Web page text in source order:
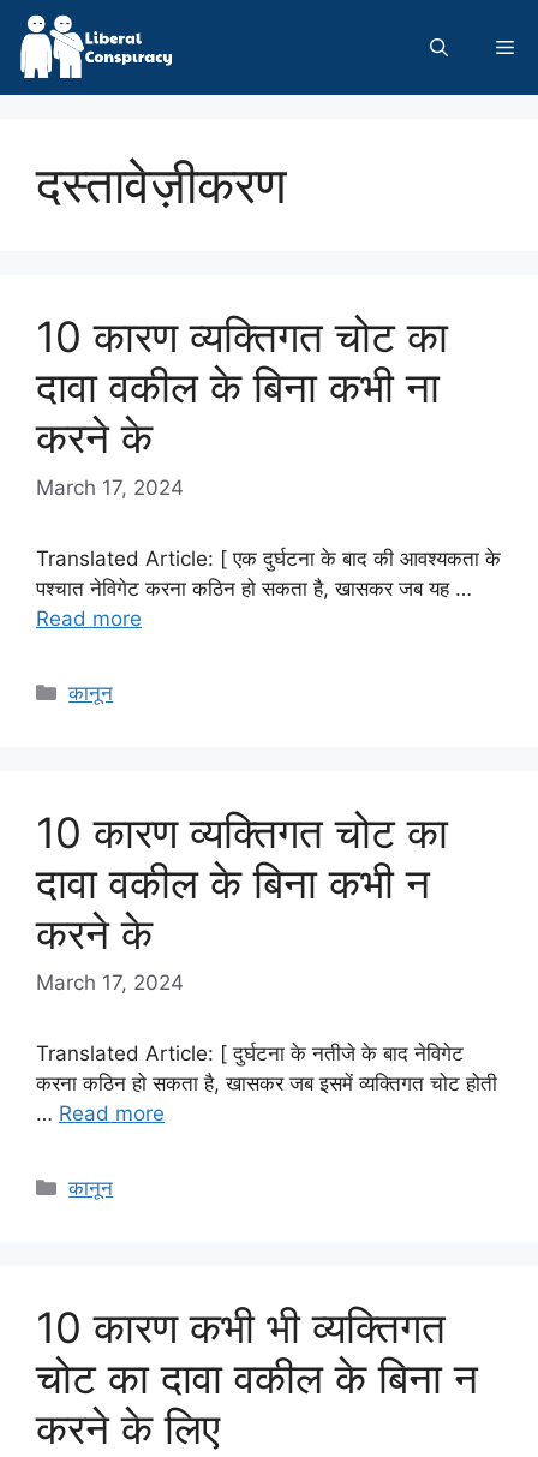
Skip
content
दस्तावेज़ीकरण
10 कारण व्यक्तिगत चोट का
दावा वकील के बिना कभी ना
करने के
March 17, 2024
Translated Article: [ एक दुर्घटना के बाद की आवश्यकता के
पश्चात नेविगेट करना कठिन हो सकता है, खासकर जब यह …
Read more
Categories
कानून
10 कारण व्यक्तिगत चोट का
दावा वकील के बिना कभी न
करने के
March 17, 2024
Translated Article: [ दुर्घटना के नतीजे के बाद नेविगेट
करना कठिन हो सकता है, खासकर जब इसमें व्यक्तिगत चोट होती
… Read more
Categories
कानून
10 कारण कभी भी व्यक्तिगत
चोट का दावा वकील के बिना न
करने के लिए